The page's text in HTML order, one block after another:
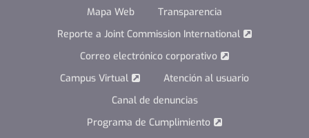
Mapa Web
Transparencia
Reporte a Joint Commission International
Correo electrónico corporativo
Campus Virtual
Atención al usuario
Canal de denuncias
Programa de Cumplimiento